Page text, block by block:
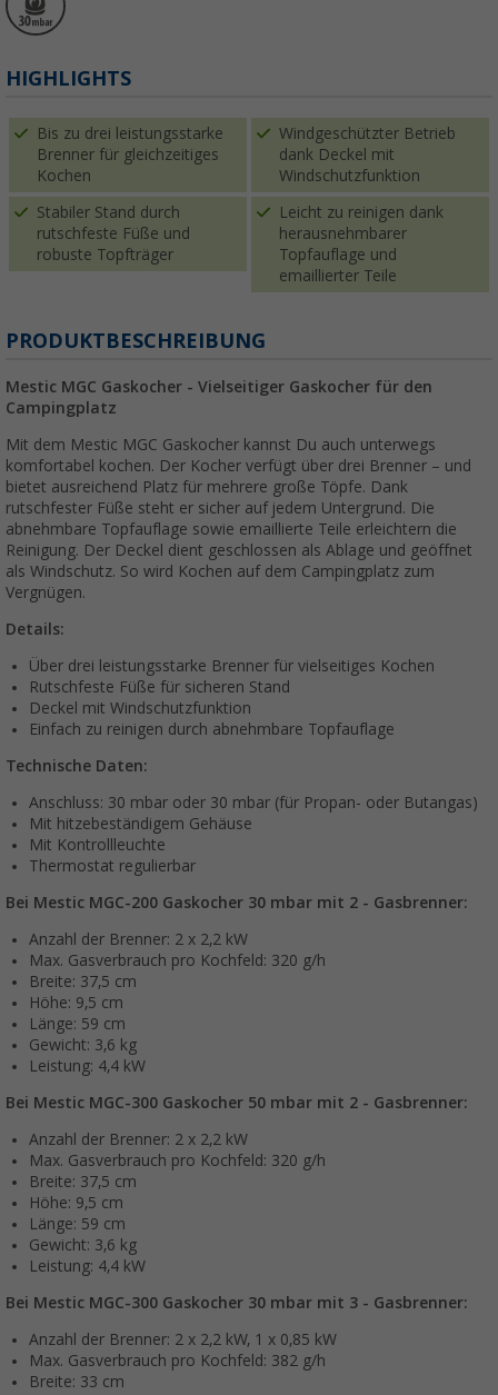
HIGHLIGHTS
Bis zu drei leistungsstarke
Brenner für gleichzeitiges
Kochen
Windgeschützter Betrieb
dank Deckel mit
Windschutzfunktion
Stabiler Stand durch
rutschfeste Füße und
robuste Topfträger
Leicht zu reinigen dank
herausnehmbarer
Topfauflage und
emaillierter Teile
PRODUKTBESCHREIBUNG
Mestic MGC Gaskocher - Vielseitiger Gaskocher für den
Campingplatz
Mit dem Mestic MGC Gaskocher kannst Du auch unterwegs
komfortabel kochen. Der Kocher verfügt über drei Brenner – und
bietet ausreichend Platz für mehrere große Töpfe. Dank
rutschfester Füße steht er sicher auf jedem Untergrund. Die
abnehmbare Topfauflage sowie emaillierte Teile erleichtern die
Reinigung. Der Deckel dient geschlossen als Ablage und geöffnet
als Windschutz. So wird Kochen auf dem Campingplatz zum
Vergnügen.
Details:
Über drei leistungsstarke Brenner für vielseitiges Kochen
Rutschfeste Füße für sicheren Stand
Deckel mit Windschutzfunktion
Einfach zu reinigen durch abnehmbare Topfauflage
Technische Daten:
Anschluss: 30 mbar oder 30 mbar (für Propan- oder Butangas)
Mit hitzebeständigem Gehäuse
Mit Kontrollleuchte
Thermostat regulierbar
Bei Mestic MGC-200 Gaskocher 30 mbar mit 2 - Gasbrenner:
Anzahl der Brenner: 2 x 2,2 kW
Max. Gasverbrauch pro Kochfeld: 320 g/h
Breite: 37,5 cm
Höhe: 9,5 cm
Länge: 59 cm
Gewicht: 3,6 kg
Leistung: 4,4 kW
Bei Mestic MGC-300 Gaskocher 50 mbar mit 2 - Gasbrenner:
Anzahl der Brenner: 2 x 2,2 kW
Max. Gasverbrauch pro Kochfeld: 320 g/h
Breite: 37,5 cm
Höhe: 9,5 cm
Länge: 59 cm
Gewicht: 3,6 kg
Leistung: 4,4 kW
Bei Mestic MGC-300 Gaskocher 30 mbar mit 3 - Gasbrenner:
Anzahl der Brenner: 2 x 2,2 kW, 1 x 0,85 kW
Max. Gasverbrauch pro Kochfeld: 382 g/h
Breite: 33 cm